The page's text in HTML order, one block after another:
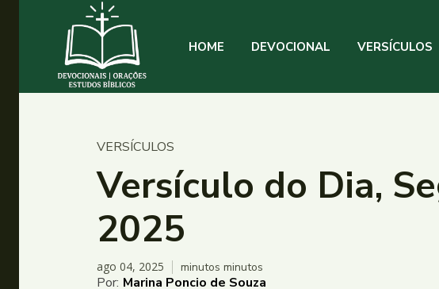
HOME DEVOCIONAL VERSÍCULOS
VERSÍCULOS
Versículo do Dia,
2025
ago 04, 2025 minutos minutos
Por: Marina Poncio de Souza